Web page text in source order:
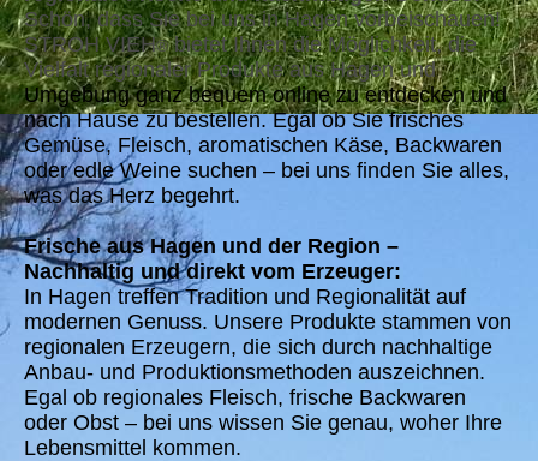
Schön, dass Sie bei uns in Hagen vorbeischauen!
STROH VIEH®bietet Ihnen die Möglichkeit, die
Vielfalt regionaler Produkte aus Hagen und
Umgebung ganz bequem online zu entdecken und
nach Hause zu bestellen. Egal ob Sie frisches
Gemüse, Fleisch, aromatischen Käse, Backwaren
oder edle Weine suchen – bei uns finden Sie alles,
was das Herz begehrt.
Frische aus Hagen und der Region –
Nachhaltig und direkt vom Erzeuger:
In Hagen treffen Tradition und Regionalität auf
modernen Genuss. Unsere Produkte stammen von
regionalen Erzeugern, die sich durch nachhaltige
Anbau- und Produktionsmethoden auszeichnen.
Egal ob regionales Fleisch, frische Backwaren
oder Obst – bei uns wissen Sie genau, woher Ihre
Lebensmittel kommen.